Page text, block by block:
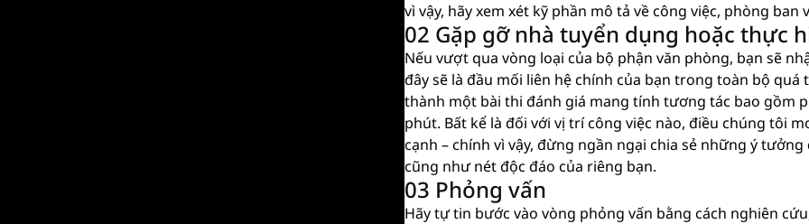
vì vậy, hãy xem xét kỹ phần mô tả về công việc, phòng
02 Gặp gỡ nhà tuyển dụng hoặc thực
Nếu vượt qua vòng loại của bộ phận văn phòng, bạn sẽ
đây sẽ là đầu mối liên hệ chính của bạn trong toàn bộ
thành một bài thi đánh giá mang tính tương tác bao gồm
phút. Bất kể là đối với vị trí công việc nào, điều chúng tôi
cạnh – chính vì vậy, đừng ngần ngại chia sẻ những ý
cũng như nét độc đáo của riêng bạn.
03 Phỏng vấn
Hãy tự tin bước vào vòng phỏng vấn bằng cách nghiên